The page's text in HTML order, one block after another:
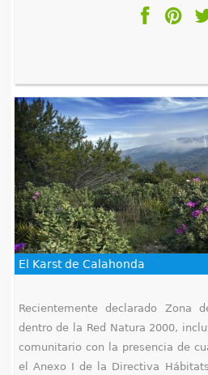
El Karst de Calahonda
Recientemente declarado Zona
dentro de la Red Natura 2000,
comunitario con la presencia de
el Anexo I de la Directiva